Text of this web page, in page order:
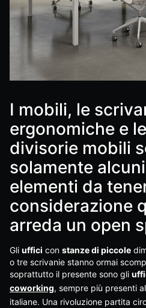
I mobili, le
ergonomiche e
divisorie mobili
solamente
elementi da
considerazione
arreda un open
Gli uffici con stanze di piccole
o tre scrivanie stanno ormai
soprattutto il presente sono gli
coworking, sempre più presenti
italiane. Una rivoluzione partita